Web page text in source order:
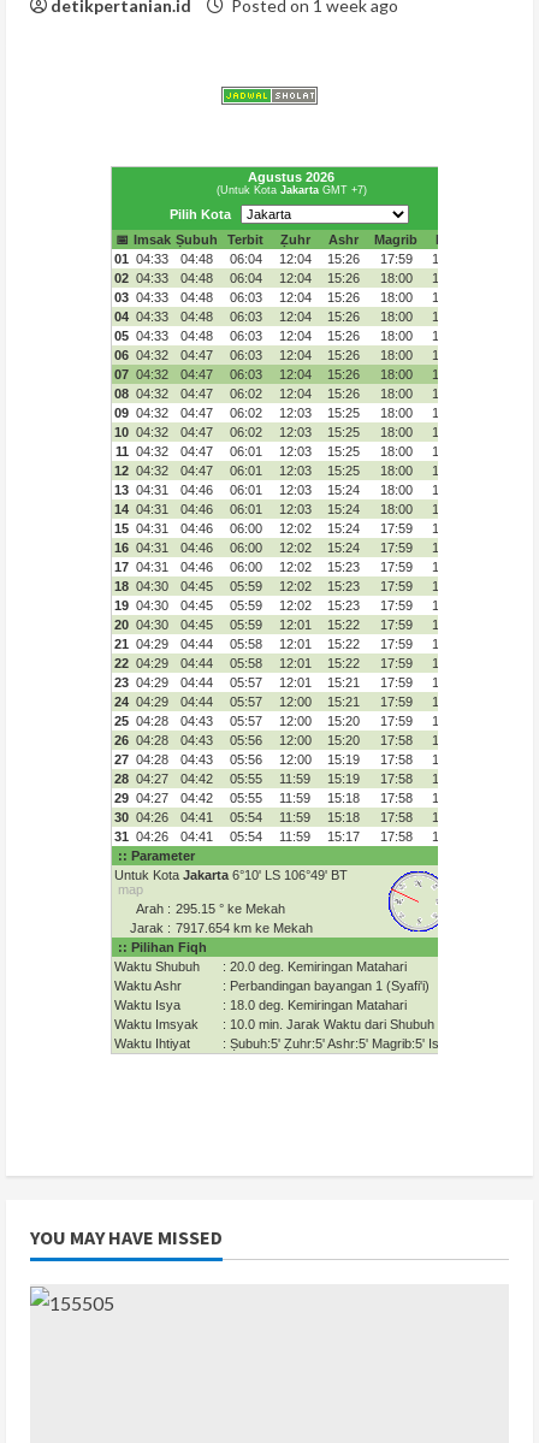
detikpertanian.id Posted on 1 week ago
YOU MAY HAVE MISSED